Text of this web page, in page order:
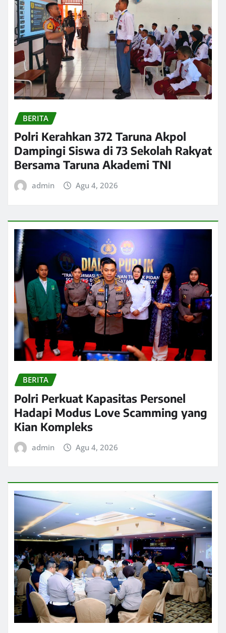
BERITA
Polri Kerahkan 372 Taruna Akpol
Dampingi Siswa di 73 Sekolah Rakyat
Bersama Taruna Akademi TNI
admin Agu 4, 2026
BERITA
Polri Perkuat Kapasitas Personel
Hadapi Modus Love Scamming yang
Kian Kompleks
admin Agu 4, 2026